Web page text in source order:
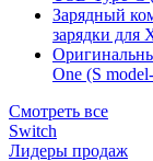
Зарядный
зарядки для
One (S
Смотреть все
Switch
Лидеры продаж